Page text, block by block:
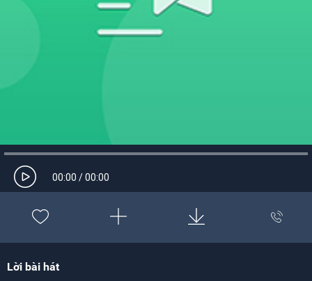
00:00 /00:00
Lời bài hát